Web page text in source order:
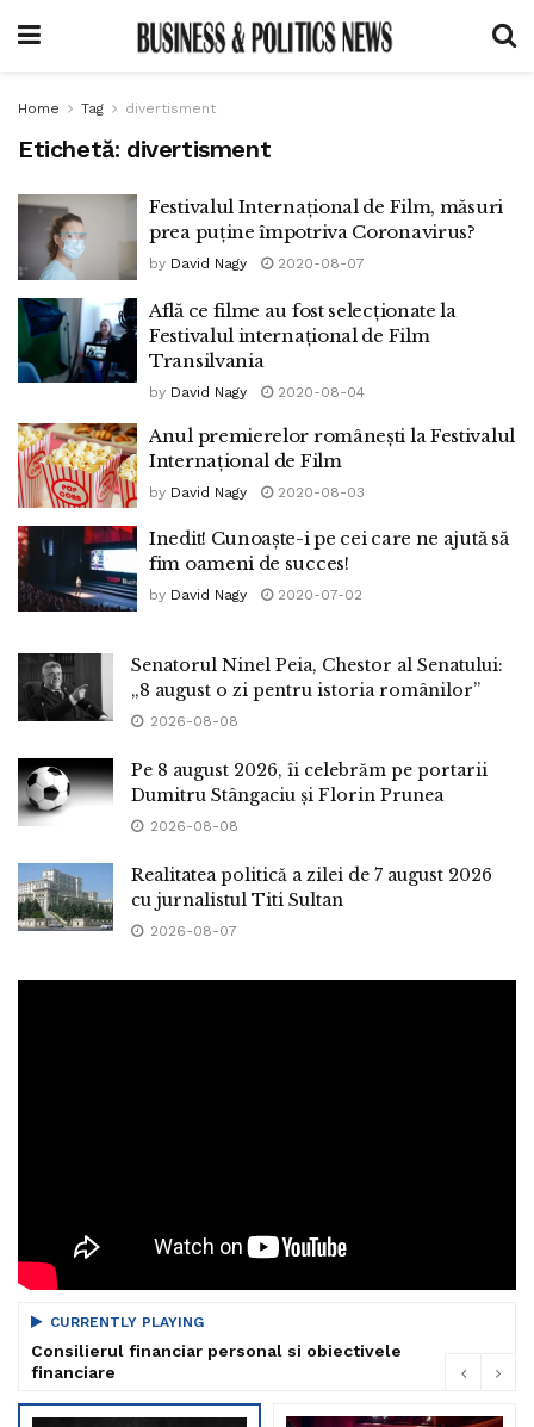
Home Tag divertisment
Etichetă: divertisment
Festivalul Internațional de Film, măsuri
prea puține împotriva Coronavirus?
by David Nagy 2020-08-07
Află ce filme au fost selecționate la
Festivalul internațional de Film
Transilvania
by David Nagy 2020-08-04
Anul premierelor românești la Festivalul
Internațional de Film
by David Nagy 2020-08-03
Inedit! Cunoaște-i pe cei care ne ajută să
fim oameni de succes!
by David Nagy 2020-07-02
Senatorul Ninel Peia, Chestor al Senatului:
„8 august o zi pentru istoria românilor”
2026-08-08
Pe 8 august 2026, îi celebrăm pe portarii
Dumitru Stângaciu și Florin Prunea
2026-08-08
Realitatea politică a zilei de 7 august 2026
cu jurnalistul Titi Sultan
2026-08-07
CURRENTLY PLAYING
Consilierul financiar personal si obiectivele
financiare